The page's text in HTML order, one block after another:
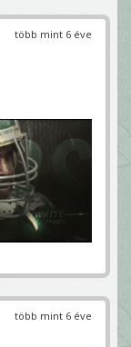
több mint 6 éve
több mint 6 éve